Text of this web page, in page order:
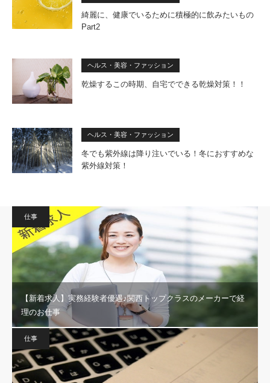
綺麗に、健康でいるために積極的に飲みたいもの
Part2
ヘルス・美容・ファッション
乾燥するこの時期、自宅でできる乾燥対策！！
ヘルス・美容・ファッション
冬でも紫外線は降り注いでいる！冬におすすめな
紫外線対策！
仕事
【新着求人】実務経験者優遇♪関西トップクラスのメーカーで経
理のお仕事
仕事